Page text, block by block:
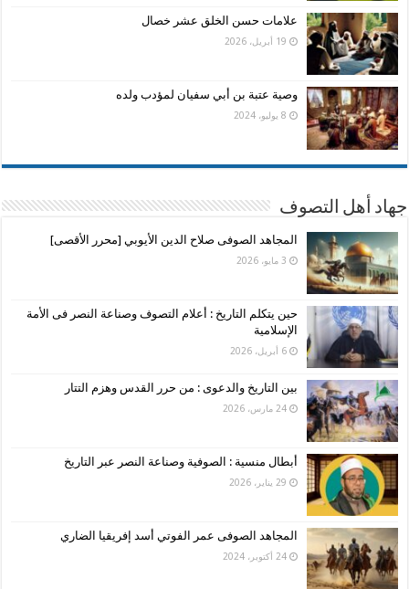
علامات حسن الخلق عشر خصال
19 أبريل، 2026
وصية عتبة بن أبي سفيان لمؤدب ولده
8 يوليو، 2024
جهاد أهل التصوف
المجاهد الصوفى صلاح الدين الأيوبي [محرر الأقصى]
3 مايو، 2026
حين يتكلم التاريخ : أعلام التصوف وصناعة النصر فى الأمة
الإسلامية
6 أبريل، 2026
بين التاريخ والدعوى : من حرر القدس وهزم التتار
24 مارس، 2026
أبطال منسية : الصوفية وصناعة النصر عبر التاريخ
29 يناير، 2026
المجاهد الصوفى عمر الفوتي أسد إفريقيا الضاري
24 أكتوبر، 2024